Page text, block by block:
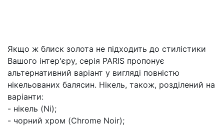
Якщо ж блиск золота не підходить до стилістики
Вашого інтер'єру, серія PARIS пропонує
альтернативний варіант у вигляді повністю
нікельованих балясин. Нікель, також, розділений на
варіанти:
- нікель (Ni);
- чорний хром (Chrome Noir);